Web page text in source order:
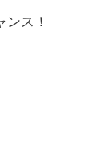
ス！